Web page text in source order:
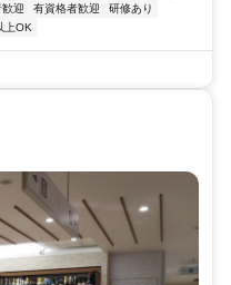
迎 有資格者歓迎
研修あり
上OK